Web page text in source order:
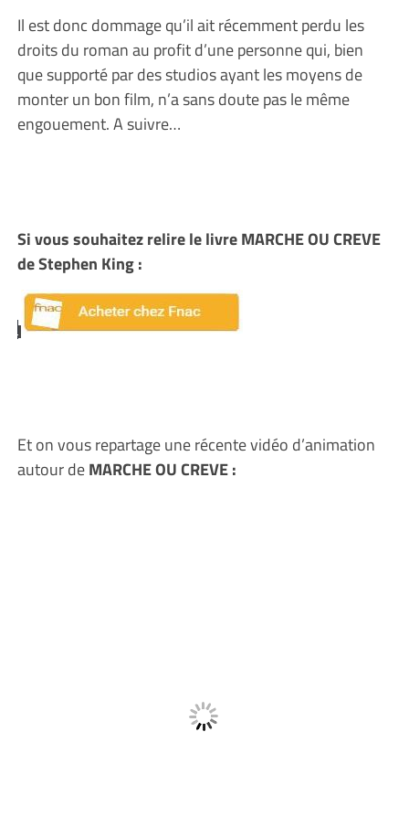
Il est donc dommage qu’il ait récemment perdu les
droits du roman au profit d’une personne qui, bien
que supporté par des studios ayant les moyens de
monter un bon film, n’a sans doute pas le même
engouement. A suivre…
Si vous souhaitez relire le livre MARCHE OU CREVE
de Stephen King :
Et on vous repartage une récente vidéo d’animation
autour deMARCHE OU CREVE :